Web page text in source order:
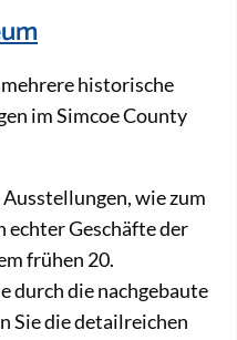
historische
im Simcoe County
wie zum
Geschäfte der
frühen 20.
durch die nachgebaute
Sie die detailreichen